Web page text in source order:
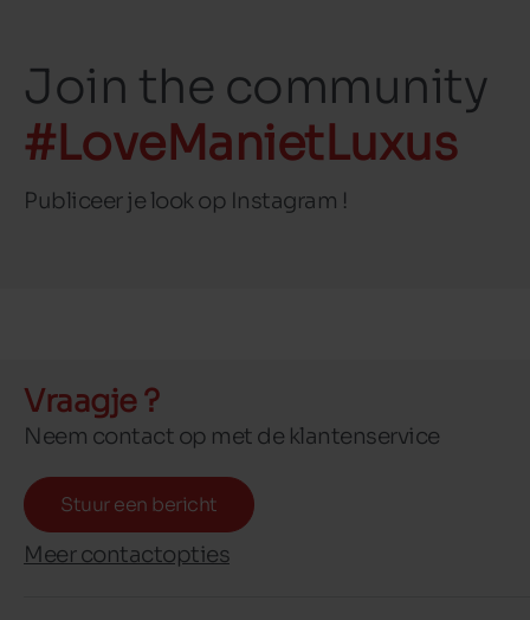
Join the community
#LoveManietLuxus
Publiceer je look op Instagram !
Vraagje ?
Neem contact op met de klantenservice
Stuur een bericht
Meer contactopties